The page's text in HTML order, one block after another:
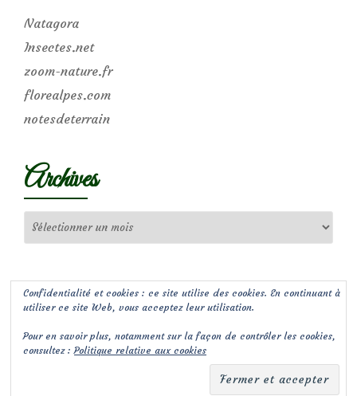
Natagora
Insectes.net
zoom-nature.fr
florealpes.com
notesdeterrain
Archives
Confidentialité et cookies : ce site utilise des cookies. En continuant à
utiliser ce site Web, vous acceptez leur utilisation.
Pour en savoir plus, notamment sur la façon de contrôler les cookies,
consultez :Politique relative aux cookies